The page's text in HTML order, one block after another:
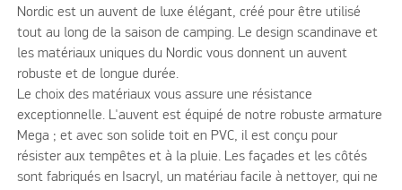
Nordic est un auvent de luxe élégant, créé pour être utilisé
tout au long de la saison de camping. Le design scandinave et
les matériaux uniques du Nordic vous donnent un auvent
robuste et de longue durée.
Le choix des matériaux vous assure une résistance
exceptionnelle. L'auvent est équipé de notre robuste armature
Mega ; et avec son solide toit en PVC, il est conçu pour
résister aux tempêtes et à la pluie. Les façades et les côtés
sont fabriqués en Isacryl, un matériau facile à nettoyer, qui ne